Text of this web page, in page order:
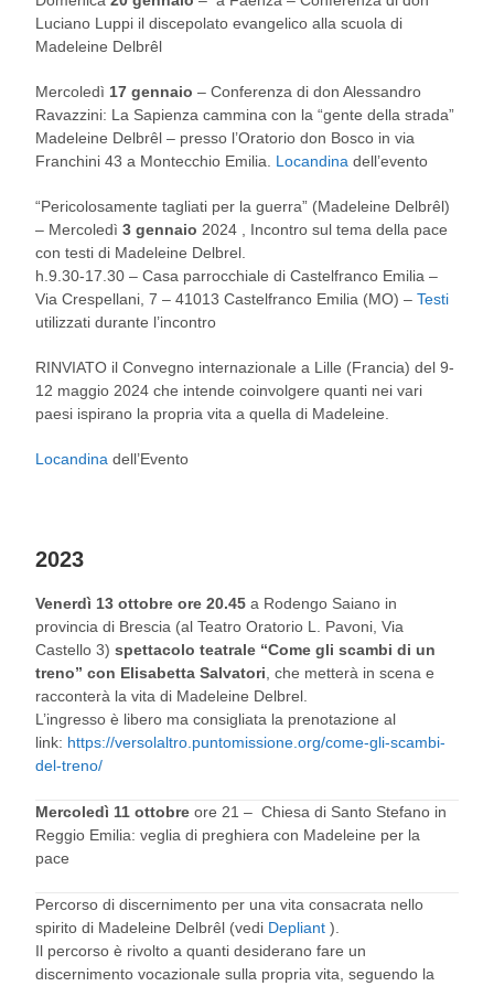
Luciano Luppi il discepolato evangelico alla scuola di
Madeleine Delbrêl
Mercoledì 17 gennaio – Conferenza di don Alessandro
Ravazzini: La Sapienza cammina con la “gente della strada”
Madeleine Delbrêl – presso l’Oratorio don Bosco in via
Franchini 43 a Montecchio Emilia. Locandina dell’evento
“Pericolosamente tagliati per la guerra” (Madeleine Delbrêl)
– Mercoledì3 gennaio 2024 , Incontro sul tema della pace
con testi di Madeleine Delbrel.
h.9.30-17.30 – Casa parrocchiale di Castelfranco Emilia –
Via Crespellani, 7 – 41013 Castelfranco Emilia (MO) –Testi
utilizzati durante l’incontro
RINVIATO il Convegno internazionale a Lille (Francia) del 9-
12 maggio 2024 che intende coinvolgere quanti nei vari
paesi ispirano la propria vita a quella di Madeleine.
Locandina dell’Evento
2023
Venerdì 13 ottobre ore 20.45a Rodengo Saiano in
provincia di Brescia (al Teatro Oratorio L. Pavoni, Via
Castello 3)spettacolo teatrale “Come gli scambi di un
treno” con Elisabetta Salvatori , che metterà in scena e
racconterà la vita di Madeleine Delbrel.
L’ingresso è libero ma consigliata la prenotazione al
link: https://versolaltro.puntomissione.org/come-gli-scambi-
del-treno/
Mercoledì 11 ottobre ore 21 – Chiesa di Santo Stefano in
Reggio Emilia: veglia di preghiera con Madeleine per la
pace
Percorso di discernimento per una vita consacrata nello
spirito di Madeleine Delbrêl (vedi Depliant).
Il percorso è rivolto a quanti desiderano fare un
discernimento vocazionale sulla propria vita, seguendo la